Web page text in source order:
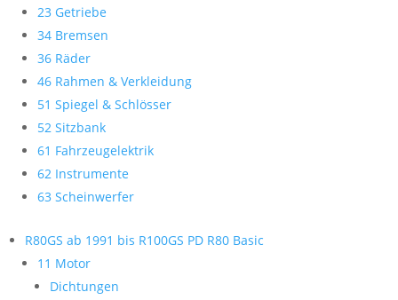
23 Getriebe
34 Bremsen
36 Räder
46 Rahmen & Verkleidung
51 Spiegel & Schlösser
52 Sitzbank
61 Fahrzeugelektrik
62 Instrumente
63 Scheinwerfer
R80GS ab 1991 bis R100GS PD R80 Basic
11 Motor
Dichtungen